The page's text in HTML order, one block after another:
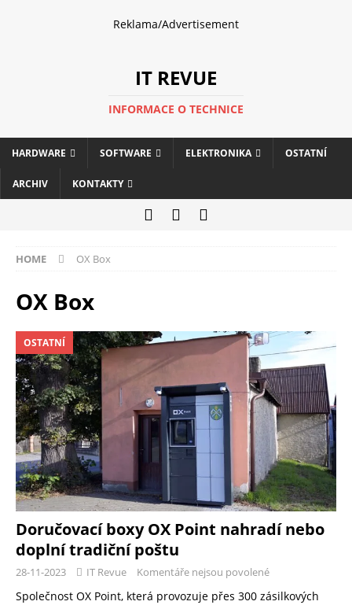
Reklama/Advertisement
IT REVUE
INFORMACE O TECHNICE
HARDWARE SOFTWARE ELEKTRONIKA OSTATNÍ
ARCHIV KONTAKTY
HOME OX Box
OX Box
OSTATNÍ
Doručovací boxy OX Point nahradí nebo
doplní tradiční poštu
28-11-2023 IT Revue Komentáře nejsou povolené
Společnost OX Point, která provozuje přes 300 zásilkových